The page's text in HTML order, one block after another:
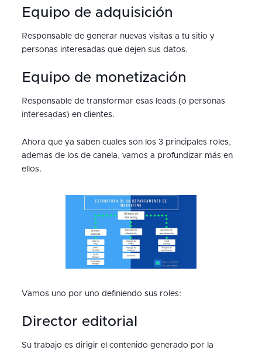
Equipo de adquisición
Responsable de generar nuevas visitas a tu sitio y
personas interesadas que dejen sus datos.
Equipo de monetización
Responsable de transformar esas leads (o personas
interesadas) en clientes.
Ahora que ya saben cuales son los 3 principales roles,
ademas de los de canela, vamos a profundizar más en
ellos.
Vamos uno por uno definiendo sus roles:
Director editorial
Su trabajo es dirigir el contenido generado por la